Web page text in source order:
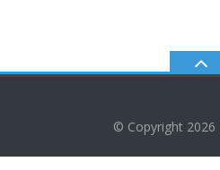
© Copyright 2026